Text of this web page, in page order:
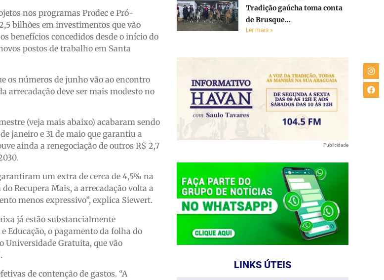
nos programas Prodec e Pró-
bilhões em investimentos que vão
benefícios concedidos desde o início do
postos de trabalho em Santa
os números de junho vão ao encontro
arrecadação deve ser mais modesto no
(veja mais abaixo) acabaram sendo
janeiro e 31 de maio que garantiu a
ainda a renegociação de outros R$ 2,7
um extra de cerca de 4,5% na
Recupera Mais, a arrecadação volta a
menos expressivo”, explica Siewert.
já estão substancialmente
Educação, o pagamento da folha do
Universidade Gratuita, que vão
de contenção de gastos. “A
Tradição gaúcha toma conta
de Brusque...
Ler mais »
Publicidade
LINKS ÚTEIS